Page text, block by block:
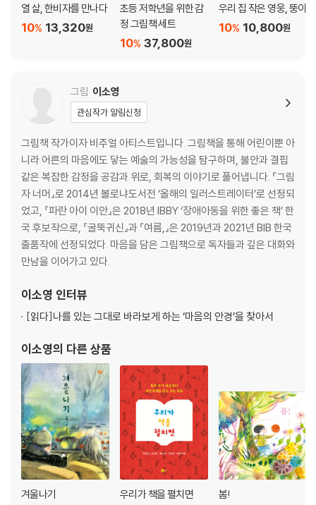
열 살, 한비자를 만나다
13,320원
10%
초등 저학년을 위한 감
정 그림책 세트
37,800원
10%
우리 집 작은 영웅, 뚱이
10,800원
10%
그림 이소영
관심작가 알림신청
그림책 작가이자 비주얼 아티스트입니다. 그림책을 통해 어린이뿐 아
니라 어른의 마음에도 닿는 예술의 가능성을 탐구하며, 불안과 결핍
같은 복잡한 감정을 공감과 위로, 회복의 이야기로 풀어냅니다. 『그림
자 너머』로 2014년 볼로냐도서전 ‘올해의 일러스트레이터’로 선정되
었고, 『파란 아이 이안』은 2018년 IBBY ‘장애아동을 위한 좋은 책’ 한
국 후보작으로, 『굴뚝귀신』과 『여름,』은 2019년과 2021년 BIB 한국
출품작에 선정되었다. 마음을 담은 그림책으로 독자들과 깊은 대화와
만남을 이어가고 있다.
이소영 인터뷰
[읽다]나를 있는 그대로 바라보게 하는 ‘마음의 안경’을 찾아서
이소영의 다른 상품
겨울나기 우리가 책을 펼치면 봄!